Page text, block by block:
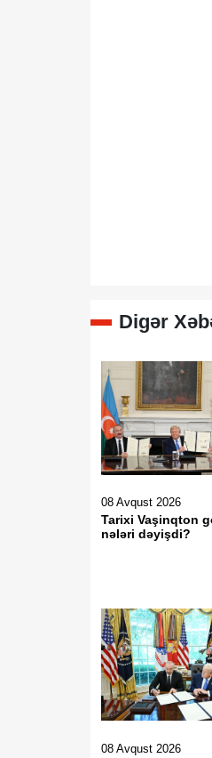
Digər
08 Avqust 2026
Tarixi Vaşinqton
nələri dəyişdi?
08 Avqust 2026